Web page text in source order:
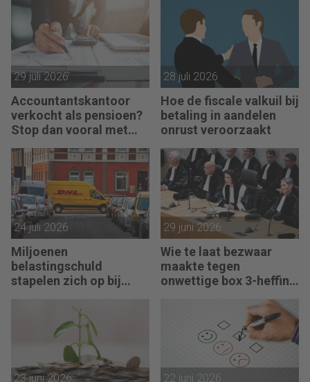
29 juli 2026
Accountantskantoor
verkocht als pensioen?
Stop dan vooral met
werken
28 juli 2026
Hoe de fiscale valkuil bij
betaling in aandelen
onrust veroorzaakt
24 juli 2026
Miljoenen
belastingschuld
stapelen zich op bij
29 juni 2026
Wie te laat bezwaar
maakte tegen
onwettige box 3-heffing
23 juni 2026 22 juni 2026